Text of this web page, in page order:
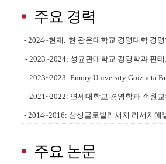
주요 경력
- 2024~현재 : 현 광운대학교 경영대학 경
- 2023~2024: 성균관대학교 경영학과 핀
- 2023~2023: Emory University Goizueta
- 2021~2022: 연세대학교 경영학과 객원교
- 2014~2016: 삼성글로벌리서치 리서치애
주요 논문